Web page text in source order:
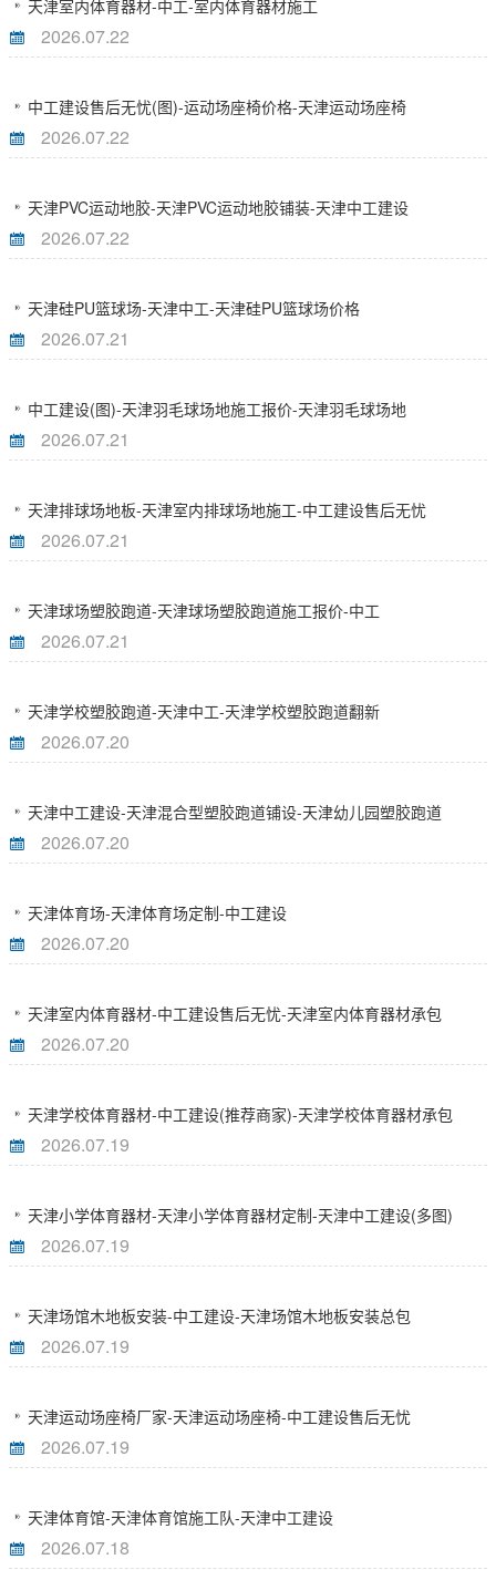
天津室内体育器材-中工-室内体育器材施工
2026.07.22
中工建设售后无忧(图)-运动场座椅价格-天津运动场座椅
2026.07.22
天津PVC运动地胶-天津PVC运动地胶铺装-天津中工建设
2026.07.22
天津硅PU篮球场-天津中工-天津硅PU篮球场价格
2026.07.21
中工建设(图)-天津羽毛球场地施工报价-天津羽毛球场地
2026.07.21
天津排球场地板-天津室内排球场地施工-中工建设售后无忧
2026.07.21
天津球场塑胶跑道-天津球场塑胶跑道施工报价-中工
2026.07.21
天津学校塑胶跑道-天津中工-天津学校塑胶跑道翻新
2026.07.20
天津中工建设-天津混合型塑胶跑道铺设-天津幼儿园塑胶跑道
2026.07.20
天津体育场-天津体育场定制-中工建设
2026.07.20
天津室内体育器材-中工建设售后无忧-天津室内体育器材承包
2026.07.20
天津学校体育器材-中工建设(推荐商家)-天津学校体育器材承包
2026.07.19
天津小学体育器材-天津小学体育器材定制-天津中工建设(多图)
2026.07.19
天津场馆木地板安装-中工建设-天津场馆木地板安装总包
2026.07.19
天津运动场座椅厂家-天津运动场座椅-中工建设售后无忧
2026.07.19
天津体育馆-天津体育馆施工队-天津中工建设
2026.07.18